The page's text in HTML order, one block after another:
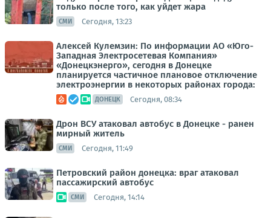
только после того, как уйдет жара
СМИ Сегодня, 13:23
Алексей Кулемзин: По информации АО «Юго-
Западная Электросетевая Компания»
«Донецкэнерго», сегодня в Донецке
планируется частичное плановое отключение
электроэнергии в некоторых районах города:
ДОНЕЦК Сегодня, 08:34
Дрон ВСУ атаковал автобус в Донецке - ранен
мирный житель
СМИ Сегодня, 11:49
Петровский район донецка: враг атаковал
пассажирский автобус
СМИ Сегодня, 14:14